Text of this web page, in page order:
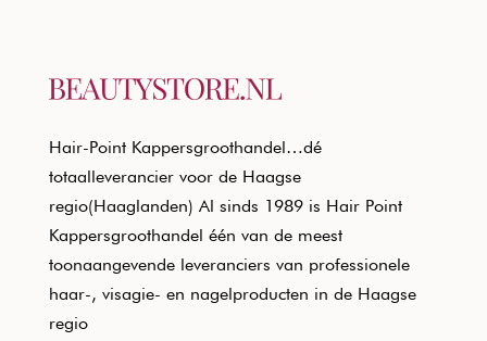
Hair-Point Kappersgroothandel…dé
totaalleverancier voor de Haagse
regio(Haaglanden) Al sinds 1989 is Hair Point
Kappersgroothandel één van de meest
toonaangevende leveranciers van professionele
haar-, visagie- en nagelproducten in de Haagse
regio